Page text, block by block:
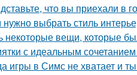
что вы приехали в
выбрать стиль
некоторые вещи, которые
с идеальным
игры в Симс не хватает и